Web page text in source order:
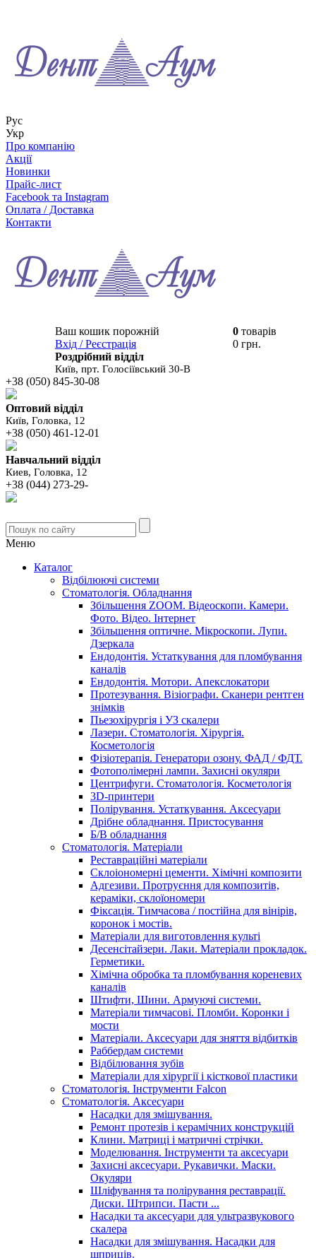
Рус
Укр
Про компанію
Акції
Новинки
Прайс-лист
Facebook та Instagram
Оплата / Доставка
Контакти
0 товарів
0 грн.
Ваш кошик порожній
Вхід / Реєстрація
Роздрібний відділ
Київ, прт. Голосіївський 30-В
+38 (050) 845-30-08
Оптовий відділ
Київ, Головка, 12
+38 (050) 461-12-01
Навчальний відділ
Киев, Головка, 12
+38 (044) 273-29-
Меню
Каталог
Відбілюючі системи
Стоматологія. Обладнання
Збільшення ZOOM. Відеоскопи. Камери.
Фото. Відео. Інтернет
Збільшення оптичне. Мікроскопи. Лупи.
Дзеркала
Ендодонтія. Устаткування для пломбування
каналів
Ендодонтія. Мотори. Апекслокатори
Протезування. Візіографи. Сканери рентген
знімків
Пьезохірургія і УЗ cкалери
Лазери. Стоматологія. Хірургія.
Косметологія
Фізіотерапія. Генератори озону. ФАД / ФДТ.
Фотополімерні лампи. Захисні окуляри
Центрифуги. Стоматологія. Косметологія
3D-принтери
Полірування. Устаткування. Аксесуари
Дрібне обладнання. Пристосування
Б/В обладнання
Стоматологія. Матеріали
Реставраційні матеріали
Склоіономерні цементи. Хімічні композити
Адгезиви. Протруєння для композитів,
кераміки, склоїономери
Фіксація. Тимчасова / постійна для вінірів,
коронок і мостів.
Матеріали для виготовлення культі
Десенсітайзери. Лаки. Матеріали прокладок.
Герметики.
Хімічна обробка та пломбування кореневих
каналів
Штифти, Шини. Армуючі системи.
Матеріали тимчасові. Пломби. Коронки і
мости
Матеріали. Аксесуари для зняття відбитків
Раббердам системи
Відбілювання зубів
Матеріали для хірургії і кісткової пластики
Стоматологія. Інструменти Falcon
Стоматологія. Аксесуари
Насадки для змішування.
Ремонт протезів і керамічних конструкцій
Клини. Матриці і матричні стрічки.
Моделювання. Інструменти та аксесуари
Захисні аксесуари. Рукавички. Маски.
Окуляри
Шліфування та полірування реставрації.
Диски. Штрипси. Пасти ...
Насадки та аксесуари для ультразвукового
скалера
Насадки для змішування. Насадки для
шприців.